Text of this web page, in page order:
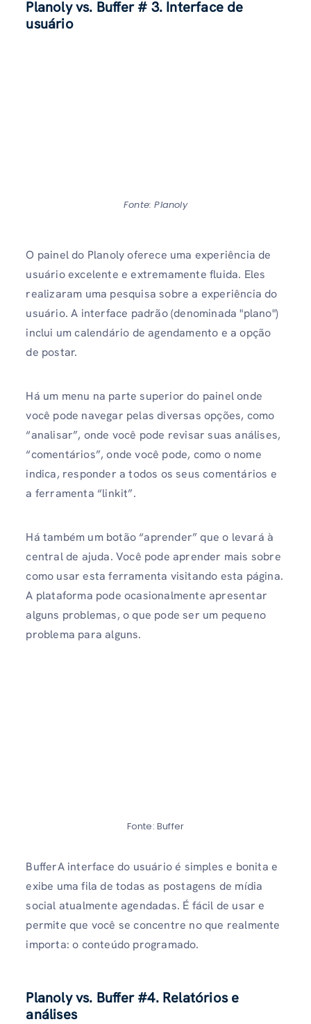
Planoly vs. Buffer# 3. Interface de
usuário
Fonte: Planoly
O painel do Planoly oferece uma experiência de
usuário excelente e extremamente fluida. Eles
realizaram uma pesquisa sobre a experiência do
usuário. A interface padrão (denominada "plano")
inclui um calendário de agendamento e a opção
de postar.
Há um menu na parte superior do painel onde
você pode navegar pelas diversas opções, como
“analisar”, onde você pode revisar suas análises,
“comentários”, onde você pode, como o nome
indica, responder a todos os seus comentários e
a ferramenta “linkit”.
Há também um botão “aprender” que o levará à
central de ajuda. Você pode aprender mais sobre
como usar esta ferramenta visitando esta página.
A plataforma pode ocasionalmente apresentar
alguns problemas, o que pode ser um pequeno
problema para alguns.
Fonte: Buffer
BufferA interface do usuário é simples e bonita e
exibe uma fila de todas as postagens de mídia
social atualmente agendadas. É fácil de usar e
permite que você se concentre no que realmente
importa: o conteúdo programado.
Planoly vs. Buffer#4. Relatórios e
análises